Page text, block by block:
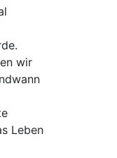
wir
Leben